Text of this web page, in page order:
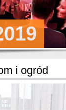
i ogród